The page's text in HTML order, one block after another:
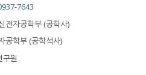
7643
전자공학부 (공학사)
공학부 (공학석사)
구원